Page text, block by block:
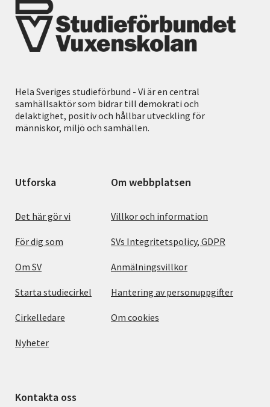
Hela Sveriges studieförbund - Vi är en central
samhällsaktör som bidrar till demokrati och
delaktighet, positiv och hållbar utveckling för
människor, miljö och samhällen.
Utforska
Det här gör vi
För dig som
Om SV
Starta studiecirkel
Cirkelledare
Nyheter
Om webbplatsen
Villkor och information
SVs Integritetspolicy, GDPR
Anmälningsvillkor
Hantering av personuppgifter
Om cookies
Kontakta oss